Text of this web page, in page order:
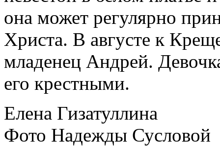
она может регулярно
Христа. В августе к
младенец Андрей.
его крестными.
Елена Гизатуллина
Фото Надежды Сусловой